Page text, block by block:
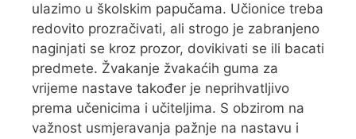
ulazimo u školskim papučama. Učionice treba
redovito prozračivati, ali strogo je zabranjeno
naginjati se kroz prozor, dovikivati se ili bacati
predmete. Žvakanje žvakaćih guma za
vrijeme nastave također je neprihvatljivo
prema učenicima i učiteljima. S obzirom na
važnost usmjeravanja pažnje na nastavu i